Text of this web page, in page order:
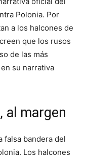
Polonia. Por
a los halcones de
que los rusos
de las más
su narrativa
al margen
falsa bandera del
Los halcones